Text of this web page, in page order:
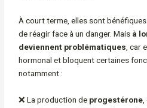
À court terme, elles sont
de réagir face à un danger. Mais à
deviennent problématiques, car
hormonal et bloquent certaines
notamment :
❌ La production de progestérone